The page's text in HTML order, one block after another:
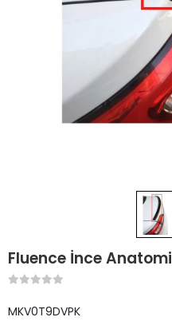
Fluence İnce
MKV0T9DVPK